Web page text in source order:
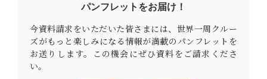
パンフレットをお届け！
今資料請求をいただいた皆さまには、世界一周クルー
ズがもっと楽しみになる情報が満載のパンフレットを
お送りします。この機会にぜひ資料をご請求くださ
い。